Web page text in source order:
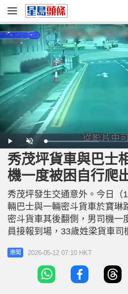
P
l
a
y
U
n
m
u
t
L
o
a
d
e
:
4
9
1
5
%
秀茂坪貨車與巴士
機一度被困自行爬
秀茂坪發生交通意外。今日（
輛巴士與一輛密斗貨車於寶琳
密斗貨車其後翻側，男司機一
員接報到場，33歲姓梁貨車司
受輕傷由救護員即場檢查。
司機及車上8名乘客，3男5女
全部人輕傷。 據了解，涉事貨
轉入寶達邨，巴士則由寶琳路
港聞 2026-05-12 07:10 HKT